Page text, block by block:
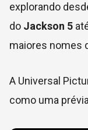
explorando
do Jackson 5
maiores nomes
A Universal
como uma